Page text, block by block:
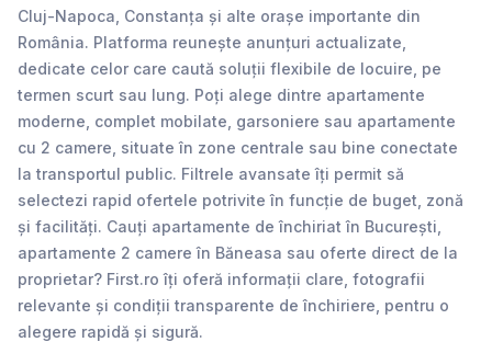
Cluj-Napoca, Constanța și alte orașe importante din
România. Platforma reunește anunțuri actualizate,
dedicate celor care caută soluții flexibile de locuire, pe
termen scurt sau lung. Poți alege dintre apartamente
moderne, complet mobilate, garsoniere sau apartamente
cu 2 camere, situate în zone centrale sau bine conectate
la transportul public. Filtrele avansate îți permit să
selectezi rapid ofertele potrivite în funcție de buget, zonă
și facilități. Cauți apartamente de închiriat în București,
apartamente 2 camere în Băneasa sau oferte direct de la
proprietar? First.ro îți oferă informații clare, fotografii
relevante și condiții transparente de închiriere, pentru o
alegere rapidă și sigură.